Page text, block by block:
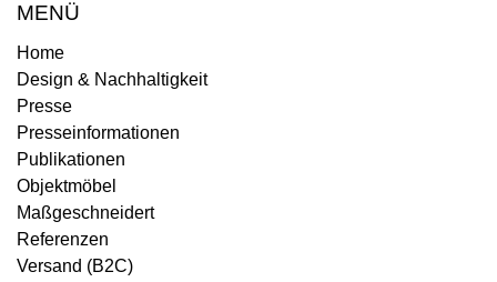
MENÜ
Home
Design & Nachhaltigkeit
Presse
Presseinformationen
Publikationen
Objektmöbel
Maßgeschneidert
Referenzen
Versand (B2C)